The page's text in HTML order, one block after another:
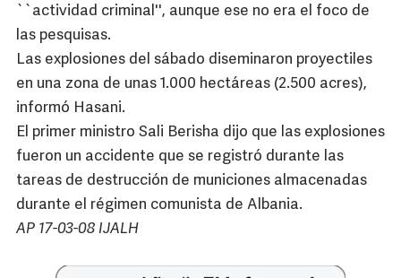
``actividad criminal'', aunque ese no era el foco de
las pesquisas.
Las explosiones del sábado diseminaron proyectiles
en una zona de unas 1.000 hectáreas (2.500 acres),
informó Hasani.
El primer ministro Sali Berisha dijo que las explosiones
fueron un accidente que se registró durante las
tareas de destrucción de municiones almacenadas
durante el régimen comunista de Albania.
AP 17-03-08 IJALH